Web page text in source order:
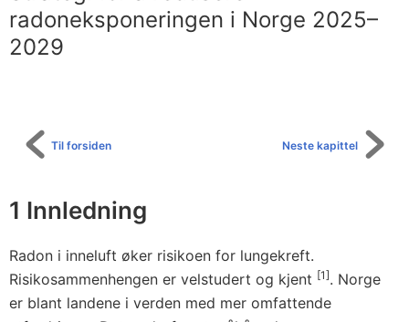
radoneksponeringen i Norge 2025–
2029
Neste kapittel
Til forsiden
1 Innledning
Radon i inneluft øker risikoen for lungekreft.
Risikosammenhengen er velstudert og kjent [1]. Norge
er blant landene i verden med mer omfattende